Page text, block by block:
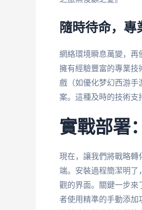
隨時待命，專
網絡環境瞬息萬變，再
擁有經驗豐富的專業技
戲（如優化梦幻西游手
案。這種及時的技術支
實戰部署
現在，讓我們將戰略轉
端。安裝過程簡潔明了
觀的界面。關鍵一步
者使用精準的手動添加